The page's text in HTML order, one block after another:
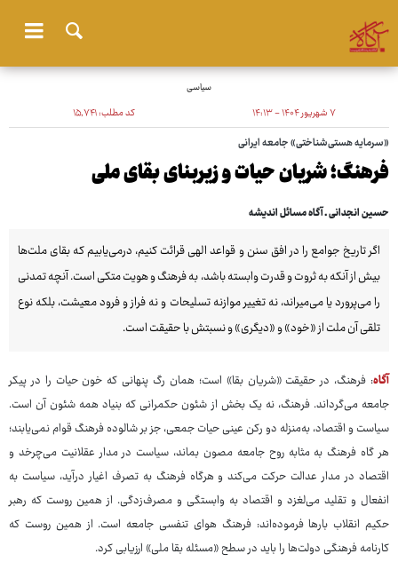
سیاسی
۷ شهریور ۱۴۰۴ - ۱۴:۱۳ کد مطلب:۱۵٬۷۴۱
«سرمایه هستی‌شناختی» جامعه ایرانی
فرهنگ؛ شریان حیات و زیربنای بقای ملی
حسین انجدانی ـ آگاه مسائل اندیشه‌
اگر تاریخ جوامع را در افق سنن و قواعد الهی قرائت کنیم، درمی‌یابیم که بقای ملت‌ها
بیش از آنکه به ثروت و قدرت وابسته باشد، به فرهنگ و هویت متکی است. آنچه تمدنی
را می‌پرورد یا می‌میراند، نه تغییر موازنه تسلیحات و نه فراز و فرود معیشت، بلکه نوع
تلقی آن ملت از «خود» و «دیگری» و نسبتش با حقیقت است.
آگاه: فرهنگ، در حقیقت «شریان بقا» است؛ همان رگ پنهانی که خون حیات را در پیکر
جامعه می‌گرداند. فرهنگ، نه یک بخش از شئون حکمرانی که بنیاد همه شئون آن است.
سیاست و اقتصاد، به‌منزله دو رکن عینی حیات جمعی، جز بر شالوده فرهنگ قوام نمی‌یابند؛
هر گاه فرهنگ به مثابه روح جامعه مصون بماند، سیاست در مدار عقلانیت می‌چرخد و
اقتصاد در مدار عدالت حرکت می‌کند و هرگاه فرهنگ به تصرف اغیار درآید، سیاست به
انفعال و تقلید می‌لغزد و اقتصاد به وابستگی و مصرف‌زدگی. از همین روست که رهبر
حکیم انقلاب بارها فرموده‌اند: فرهنگ هوای تنفسی جامعه است. از همین روست که
کارنامه فرهنگی دولت‌ها را باید در سطح «مسئله‌ بقا ملی» ارزیابی کرد.